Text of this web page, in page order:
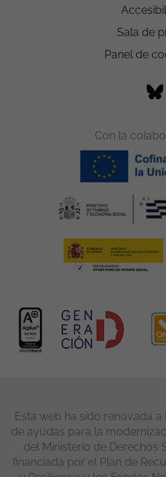
Sala de
Panel de
Con la
Esta web ha sido renovada
de ayudas para la
del Ministerio de Derechos
financiada por el Plan de